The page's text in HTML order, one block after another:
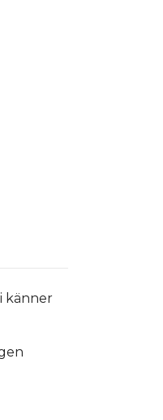
känner